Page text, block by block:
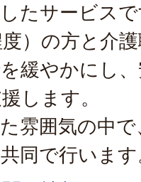
たサービス
）の方と介
緩やかにし
します。
雰囲気の中
同で行いま